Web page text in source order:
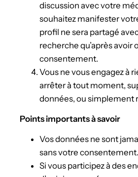
discussion avec votre
souhaitez manifester
profil ne sera partagé
recherche qu’après avoir
consentement.
Vous ne vous engagez à
arrêter à tout moment,
données, ou simplement
Points importants à savoir
Vos données ne sont
sans votre consentement.
Si vous participez à des